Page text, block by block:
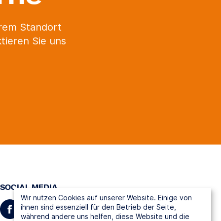
Standort
Sie uns
SOCIAL MEDIA
Wir nutzen Cookies auf unserer Website. Einige von
ihnen sind essenziell für den Betrieb der Seite,
während andere uns helfen, diese Website und die